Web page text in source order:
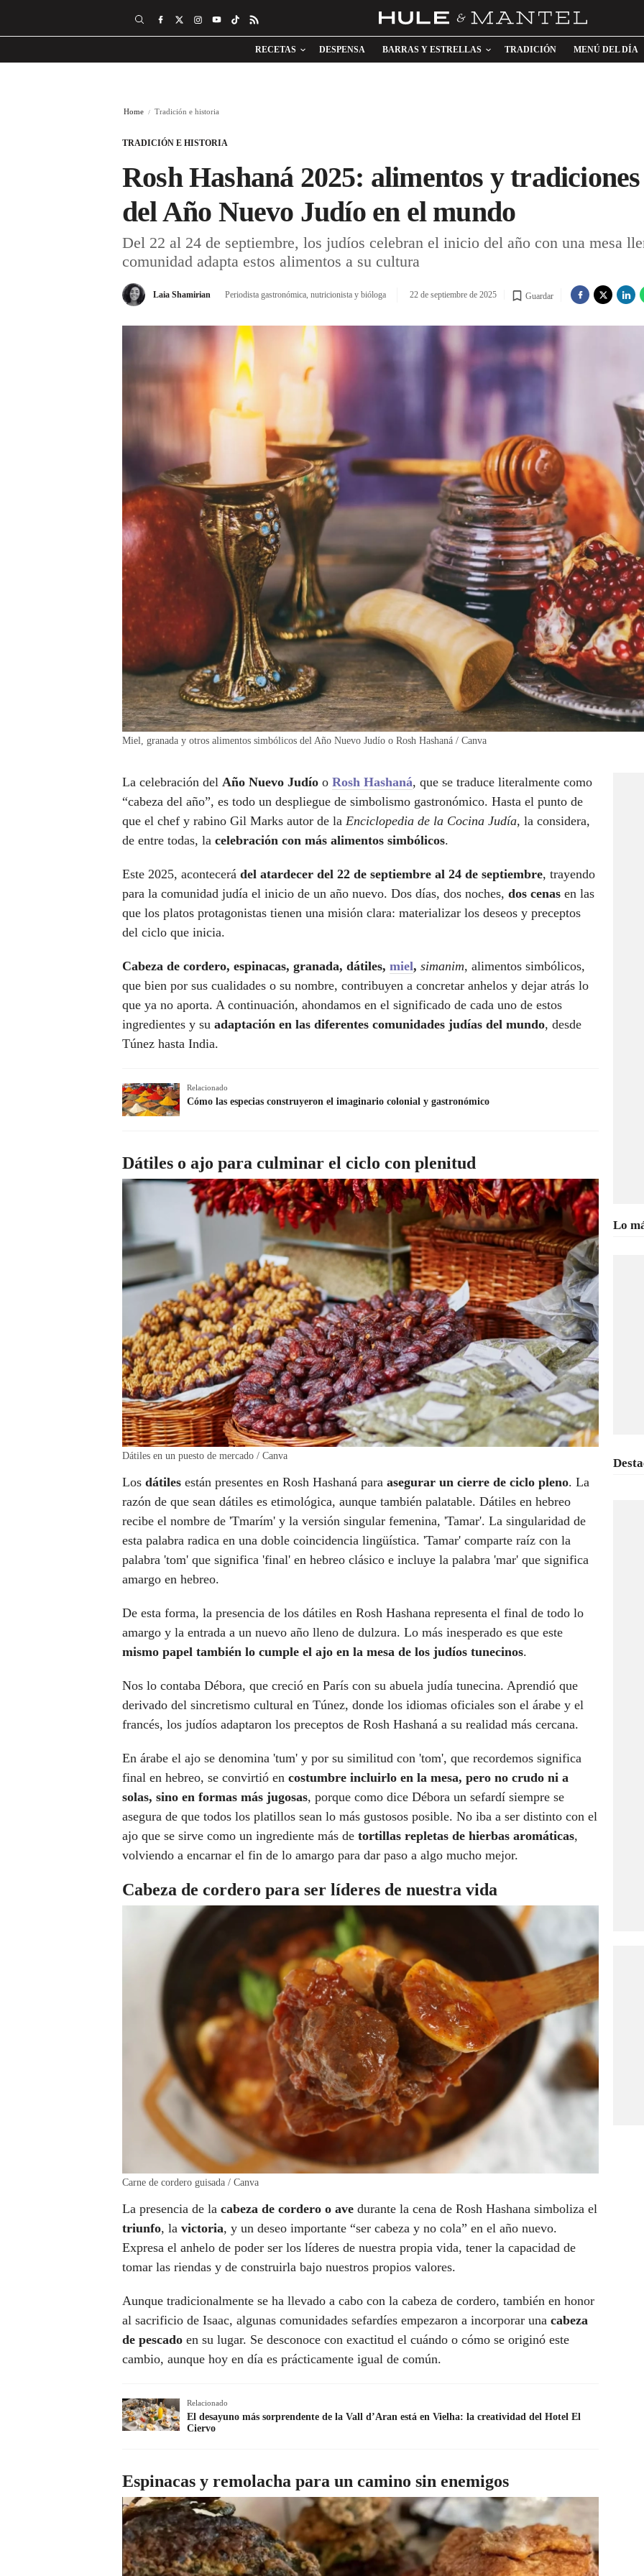
RECETAS DESPENSA BARRAS Y ESTRELLAS TRADICIÓN MENÚ DEL DÍA
Home Tradición e historia
TRADICIÓN E HISTORIA
Rosh Hashaná 2025: alimentos y
del Año Nuevo Judío en el mundo
Del 22 al 24 de septiembre, los judíos celebran el inicio del año con una mesa
comunidad adapta estos alimentos a su cultura
Laia Shamirian Periodista gastronómica, nutricionista y bióloga 22 de septiembre de 2025 Guardar
Miel, granada y otros alimentos simbólicos del Año Nuevo Judío o Rosh Hashaná / Canva
La celebración del Año Nuevo Judío o Rosh Hashaná, que se traduce literalmente como
“cabeza del año”, es todo un despliegue de simbolismo gastronómico. Hasta el punto de
que el chef y rabino Gil Marks autor de la Enciclopedia de la Cocina Judía, la considera,
de entre todas, la celebración con más alimentos simbólicos.
Este 2025, acontecerá del atardecer del 22 de septiembre al 24 de septiembre, trayendo
para la comunidad judía el inicio de un año nuevo. Dos días, dos noches, dos cenas en las
que los platos protagonistas tienen una misión clara: materializar los deseos y preceptos
del ciclo que inicia.
Cabeza de cordero, espinacas, granada, dátiles, miel, simanim, alimentos simbólicos,
que bien por sus cualidades o su nombre, contribuyen a concretar anhelos y dejar atrás lo
que ya no aporta. A continuación, ahondamos en el significado de cada uno de estos
ingredientes y su adaptación en las diferentes comunidades judías del mundo, desde
Túnez hasta India.
Relacionado
Cómo las especias construyeron el imaginario colonial y gastronómico
Dátiles o ajo para culminar el ciclo con plenitud
Dátiles en un puesto de mercado / Canva
Los dátiles están presentes en Rosh Hashaná para asegurar un cierre de ciclo pleno. La
razón de que sean dátiles es etimológica, aunque también palatable. Dátiles en hebreo
recibe el nombre de 'Tmarím' y la versión singular femenina, 'Tamar'. La singularidad de
esta palabra radica en una doble coincidencia lingüística. 'Tamar' comparte raíz con la
palabra 'tom' que significa 'final' en hebreo clásico e incluye la palabra 'mar' que significa
amargo en hebreo.
De esta forma, la presencia de los dátiles en Rosh Hashana representa el final de todo lo
amargo y la entrada a un nuevo año lleno de dulzura. Lo más inesperado es que este
mismo papel también lo cumple el ajo en la mesa de los judíos tunecinos.
Nos lo contaba Débora, que creció en París con su abuela judía tunecina. Aprendió que
derivado del sincretismo cultural en Túnez, donde los idiomas oficiales son el árabe y el
francés, los judíos adaptaron los preceptos de Rosh Hashaná a su realidad más cercana.
En árabe el ajo se denomina 'tum' y por su similitud con 'tom', que recordemos significa
final en hebreo, se convirtió en costumbre incluirlo en la mesa, pero no crudo ni a
solas, sino en formas más jugosas, porque como dice Débora un sefardí siempre se
asegura de que todos los platillos sean lo más gustosos posible. No iba a ser distinto con el
ajo que se sirve como un ingrediente más de tortillas repletas de hierbas aromáticas,
volviendo a encarnar el fin de lo amargo para dar paso a algo mucho mejor.
Cabeza de cordero para ser líderes de nuestra vida
Carne de cordero guisada / Canva
La presencia de la cabeza de cordero o ave durante la cena de Rosh Hashana simboliza el
triunfo, la victoria, y un deseo importante “ser cabeza y no cola” en el año nuevo.
Expresa el anhelo de poder ser los líderes de nuestra propia vida, tener la capacidad de
tomar las riendas y de construirla bajo nuestros propios valores.
Aunque tradicionalmente se ha llevado a cabo con la cabeza de cordero, también en honor
al sacrificio de Isaac, algunas comunidades sefardíes empezaron a incorporar una cabeza
de pescado en su lugar. Se desconoce con exactitud el cuándo o cómo se originó este
cambio, aunque hoy en día es prácticamente igual de común.
Relacionado
El desayuno más sorprendente de la Vall d’Aran está en Vielha: la creatividad del Hotel El
Ciervo
Espinacas y remolacha para un camino sin enemigos
Lo